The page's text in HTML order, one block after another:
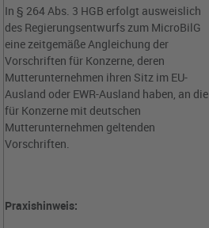
In § 264 Abs. 3 HGB erfolgt ausweislich
des Regierungsentwurfs zum MicroBilG
eine zeitgemäße Angleichung der
Vorschriften für Konzerne, deren
Mutterunternehmen ihren Sitz im EU-
Ausland oder EWR-Ausland haben, an die
für Konzerne mit deutschen
Mutterunternehmen geltenden
Vorschriften.
Praxishinweis: